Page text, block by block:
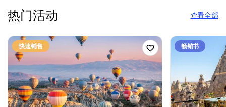
热门活动 查看全部
快速销售 畅销书